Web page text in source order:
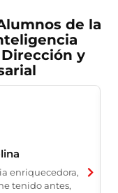
de la
y
enriquecedora,
tenido antes,